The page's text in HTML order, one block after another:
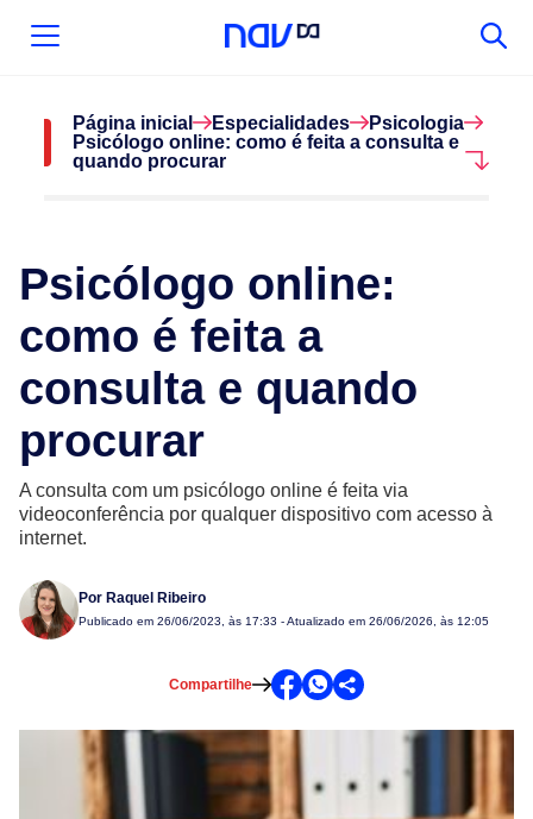
Página inicial Especialidades
Psicologia
Psicólogo online: como é feita a consulta e
quando procurar
Psicólogo online:
como é feita a
consulta e quando
procurar
A consulta com um psicólogo online é feita via
videoconferência por qualquer dispositivo com acesso à
internet.
Por Raquel Ribeiro
Publicado em 26/06/2023, às 17:33 - Atualizado em 26/06/2026, às 12:05
Compartilhe